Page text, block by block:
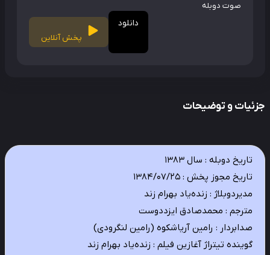
صوت دوبله
دانلود
پخش آنلاین
و توضیحات
تاریخ دوبله : سال ۱۳۸۳
تاریخ مجوز پخش : ۱۳۸۴/۰۷/۲۵
مدیردوبلاژ : زنده‌یاد بهرام زند
مترجم : محمدصادق ایزددوست
صدابردار : رامین آریاشکوه (رامین لنگرودی)
گوینده تیتراژ آغازین فیلم : زنده‌یاد بهرام زند